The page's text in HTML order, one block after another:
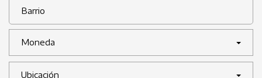
Moneda
Ubicación